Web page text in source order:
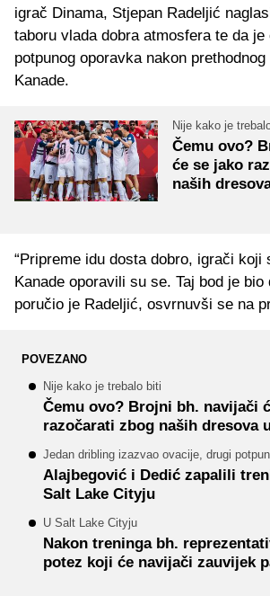
igrač Dinama, Stjepan Radeljić
taboru vlada dobra atmosfera te da
potpunog oporavka nakon
Kanade.
Nije kako je
Čemu ovo?
će se jako
naših
“Pripreme idu dosta dobro, igrači koji
Kanade oporavili su se. Taj bod je bio
poručio je Radeljić, osvrnuvši se na
POVEZANO
Nije kako je trebalo biti
Čemu ovo? Brojni bh. navijači
razočarati zbog naših dresova
Jedan dribling izazvao ovacije, drugi
Alajbegović i Dedić zapalili
Salt Lake Cityju
U Salt Lake Cityju
Nakon treninga bh.
potez koji će navijači zauvijek